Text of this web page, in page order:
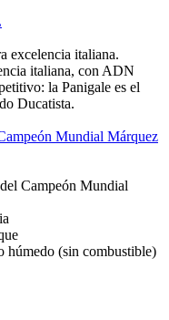
excelencia italiana.
italiana, con ADN
la Panigale es el
Ducatista.
Mundial Márquez
Campeón Mundial
húmedo (sin combustible)